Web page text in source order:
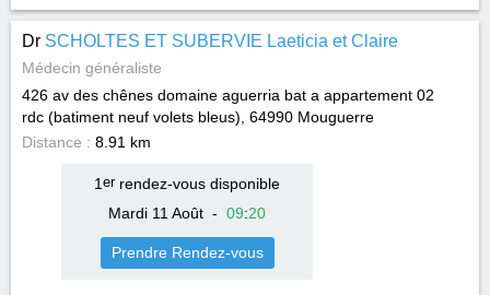
Dr SCHOLTES ET SUBERVIE Laeticia et Claire
Médecin généraliste
426 av des chênes domaine aguerria bat a appartement 02
rdc (batiment neuf volets bleus), 64990 Mouguerre
Distance : 8.91 km
1 errendez-vous disponible
Mardi 11 Août - 09:20
Prendre Rendez-vous